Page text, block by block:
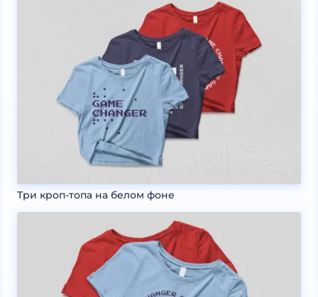
Три кроп-топа на белом фоне